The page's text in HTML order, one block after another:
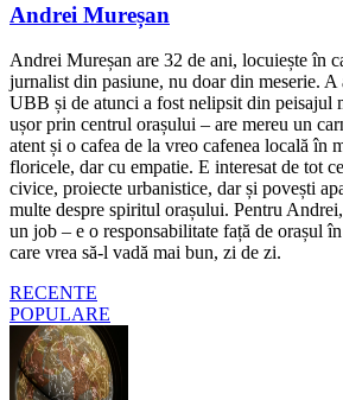
Andrei Mureșan
Andrei Mureșan are 32 de ani, locuiește în
jurnalist din pasiune, nu doar din meserie.
UBB și de atunci a fost nelipsit din peisajul
ușor prin centrul orașului – are mereu un
atent și o cafea de la vreo cafenea locală în
floricele, dar cu empatie. E interesat de tot
civice, proiecte urbanistice, dar și povești
multe despre spiritul orașului. Pentru
un job – e o responsabilitate față de orașul
care vrea să-l vadă mai bun, zi de zi.
RECENTE
POPULARE